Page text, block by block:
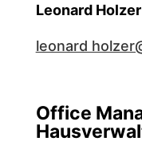
Leonard Holzer
leonard
Office